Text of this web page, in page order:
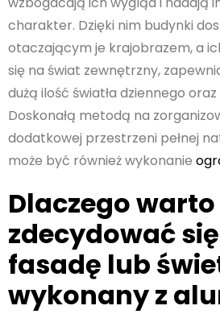
charakter. Dzięki nim budynki
otaczającym je krajobrazem, a
się na świat zewnętrzny,
dużą ilość światła dziennego
Doskonałą metodą na
dodatkowej przestrzeni pełnej
może być również wykonanie
Dlaczego warto
zdecydować
fasadę lub
wykonany z